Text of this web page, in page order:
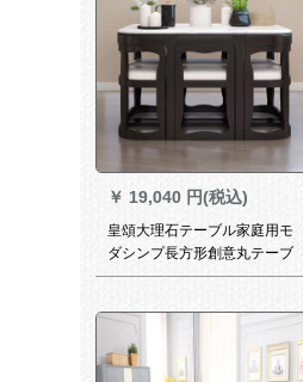
￥ 19,040 円(税込)
皇頌大理石テーブル家庭用モ
ダシンプ長方形創意丸テーブ
ル6人用テーブルセットモダン
テーブル